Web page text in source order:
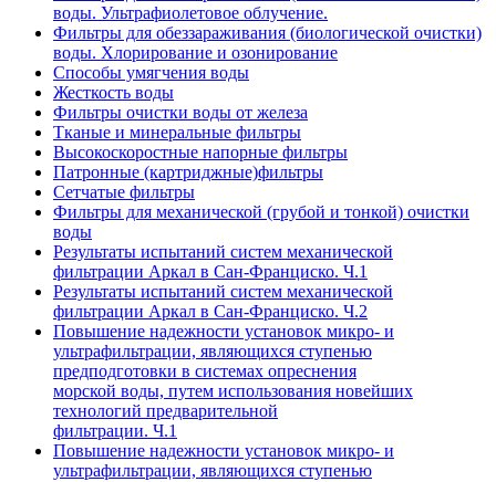
воды. Ультрафиолетовое облучение.
Фильтры для обеззараживания (биологической очистки)
воды. Хлорирование и озонирование
Способы умягчения воды
Жесткость воды
Фильтры очистки воды от железа
Тканые и минеральные фильтры
Высокоскоростные напорные фильтры
Патронные (картриджные)фильтры
Сетчатые фильтры
Фильтры для механической (грубой и тонкой) очистки
воды
Результаты испытаний систем механической
фильтрации Аркал в Сан-Франциско. Ч.1
Результаты испытаний систем механической
фильтрации Аркал в Сан-Франциско. Ч.2
Повышение надежности установок микро- и
ультрафильтрации, являющихся ступенью
предподготовки в системах опреснения
морской воды, путем использования новейших
технологий предварительной
фильтрации. Ч.1
Повышение надежности установок микро- и
ультрафильтрации, являющихся ступенью